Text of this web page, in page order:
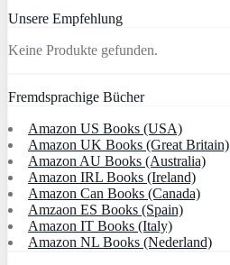
Unsere Empfehlung
Keine Produkte gefunden.
Fremdsprachige Bücher
Amazon US Books (USA)
Amazon UK Books (Great Britain)
Amazon AU Books (Australia)
Amazon IRL Books (Ireland)
Amazon Can Books (Canada)
Amzaon ES Books (Spain)
Amazon IT Books (Italy)
Amazon NL Books (Nederland)